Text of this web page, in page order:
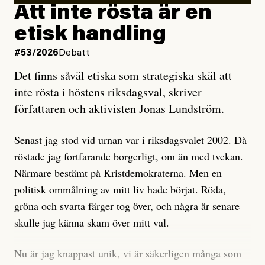
rörelsen. Eller så har en inga bevis, bara misstankar,
och då ska en efterforska diskret, just för att inte skapa
oro inom rörelsen.
Artikeln undersöker inte, som ETC påstår, ”vad som
är sant, vad som är rykten”, utan den bidrar bara till
ännu mer ryktesspridning. Det finns inte ett enda bevis
misstänkta personen är en infiltratör. Det som läsaren
får veta är att personen har ändrat sina politiska åsikter
under åren, att den har raderat tidigare innehåll på sina
sociala medier, att artikelns författare inte förstår sig
på personens ekonomi och att det tydligen finns
anonyma röster inom rörelsen som säger saker som
anses vara anledningar att titta närmare på personen,
Att inte rösta är en
etisk handling
#53/2026 Debatt
Det finns såväl etiska som strategiska skäl att
inte rösta i höstens riksdagsval, skriver
författaren och aktivisten Jonas Lundström.
Senast jag stod vid urnan var i riksdagsvalet 2002. Då
röstade jag fortfarande borgerligt, om än med tvekan.
Närmare bestämt på Kristdemokraterna. Men en
politisk ommålning av mitt liv hade börjat. Röda,
gröna och svarta färger tog över, och några år senare
skulle jag känna skam över mitt val.
Nu är jag knappast unik, vi är säkerligen många som